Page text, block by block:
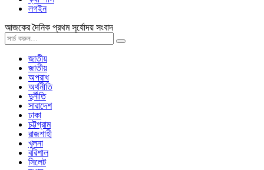
লগইন
আজকের দৈনিক প্রথম সূর্যোদয় সংবাদ
জাতীয়
জাতীয়
অপরাধ
অর্থনীতি
দুর্নীতি
সারাদেশ
ঢাকা
চট্টগ্রাম
রাজশাহী
খুলনা
বরিশাল
সিলেট